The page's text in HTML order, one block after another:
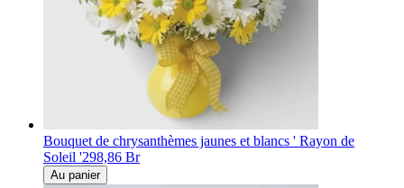
Bouquet de chrysanthèmes jaunes et blancs ' Rayon de
Soleil '298,86 Br
Au panier